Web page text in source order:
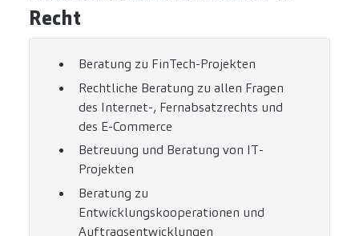
Recht
Beratung zu FinTech-Projekten
Rechtliche Beratung zu allen Fragen
des Internet-, Fernabsatzrechts und
des E-Commerce
Betreuung und Beratung von IT-
Projekten
Beratung zu
Entwicklungskooperationen und
Auftragsentwicklungen